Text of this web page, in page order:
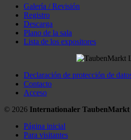
Galería / Revisión
Registro
Descarga
Plano de la sala
Lista de los expositores
Declaración de protección de
Contacto
Acceso
© 2026 Internationaler TaubenMarkt
Página inicial
Para visitantes